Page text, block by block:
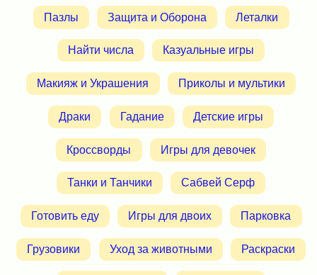
Пазлы Защита и Оборона Леталки
Найти числа Казуальные игры
Макияж и Украшения Приколы и мультики
Драки Гадание Детские игры
Кроссворды Игры для девочек
Танки и Танчики Сабвей Серф
Готовить еду Игры для двоих Парковка
Грузовики Уход за животными Раскраски